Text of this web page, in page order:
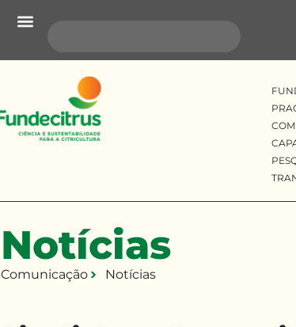
Notícias
Comunicação Notícias